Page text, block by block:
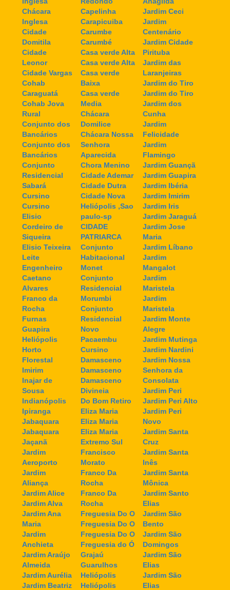
Chácara
Inglesa
Cidade
Domitila
Cidade
Leonor
Cidade Vargas
Cohab
Caraguatá
Cohab Jova
Rural
Conjunto dos
Bancários
Conjunto dos
Bancários
Conjunto
Residencial
Sabará
Cursino
Cursino
Elisio
Cordeiro de
Siqueira
Elisio Teixeira
Leite
Engenheiro
Caetano
Alvares
Franco da
Rocha
Furnas
Guapira
Heliópolis
Horto
Florestal
Imirim
Inajar de
Sousa
Indianópolis
Ipiranga
Jabaquara
Jabaquara
Jaçanã
Jardim
Aeroporto
Jardim
Aliança
Jardim Alice
Jardim Alva
Jardim Ana
Maria
Jardim
Anchieta
Jardim Araújo
Almeida
Jardim Aurélia
Jardim Beatriz
Capelinha
Carapicuiba
Carumbe
Carumbé
Casa verde Alta
Casa verde Alta
Casa verde
Baixa
Casa verde
Media
Chácara
Domilice
Chácara Nossa
Senhora
Aparecida
Chora Menino
Cidade Ademar
Cidade Dutra
Cidade Nova
Heliópolis ,Sao
paulo-sp
CIDADE
PATRIARCA
Conjunto
Habitacional
Monet
Conjunto
Residencial
Morumbi
Conjunto
Residencial
Novo
Pacaembu
Cursino
Damasceno
Damasceno
Damasceno
Divineia
Do Bom Retiro
Eliza Maria
Eliza Maria
Eliza Maria
Extremo Sul
Francisco
Morato
Franco Da
Rocha
Franco Da
Rocha
Freguesia Do O
Freguesia Do O
Freguesia Do O
Freguesia do Ó
Grajaú
Guarulhos
Heliópolis
Heliópolis
Jardim Ceci
Jardim
Centenário
Jardim Cidade
Pirituba
Jardim das
Laranjeiras
Jardim do Tiro
Jardim do Tiro
Jardim dos
Cunha
Jardim
Felicidade
Jardim
Flamingo
Jardim Guançã
Jardim Guapira
Jardim Ibéria
Jardim Imirim
Jardim Iris
Jardim Jaraguá
Jardim Jose
Maria
Jardim Líbano
Jardim
Mangalot
Jardim
Maristela
Jardim
Maristela
Jardim Monte
Alegre
Jardim Mutinga
Jardim Nardini
Jardim Nossa
Senhora da
Consolata
Jardim Peri
Jardim Peri Alto
Jardim Peri
Novo
Jardim Santa
Cruz
Jardim Santa
Inês
Jardim Santa
Mônica
Jardim Santo
Elias
Jardim São
Bento
Jardim São
Domingos
Jardim São
Elias
Jardim São
Elias